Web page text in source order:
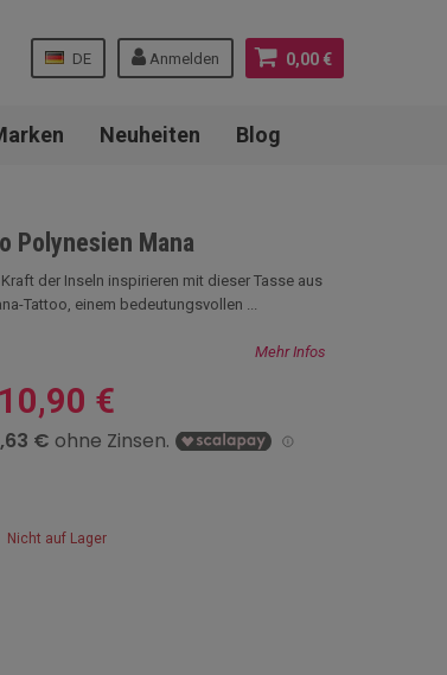
0,00 €
Anmelden
DE
Neuheiten Blog
Polynesien Mana
der Inseln inspirieren mit dieser Tasse aus
Tattoo, einem bedeutungsvollen ...
Mehr Infos
10,90 €
Nicht auf Lager